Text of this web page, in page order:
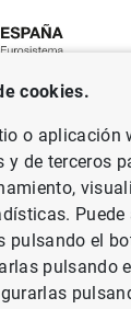
de
cookies.
o aplicación
y de terceros
pulsando el
pulsando